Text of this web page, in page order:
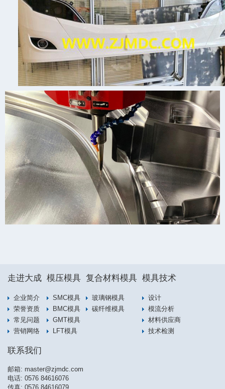
走进大成
企业简介
荣誉资质
常见问题
营销网络
模压模具
SMC模具
BMC模具
GMT模具
LFT模具
复合材料模具
玻璃钢模具
碳纤维模具
模具技术
设计
模流分析
材料供应商
技术检测
联系我们
邮箱: master@zjmdc.com
电话: 0576 84616076
传真: 0576 84616079